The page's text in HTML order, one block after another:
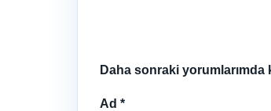
Daha sonraki yorumlarımda
Ad *